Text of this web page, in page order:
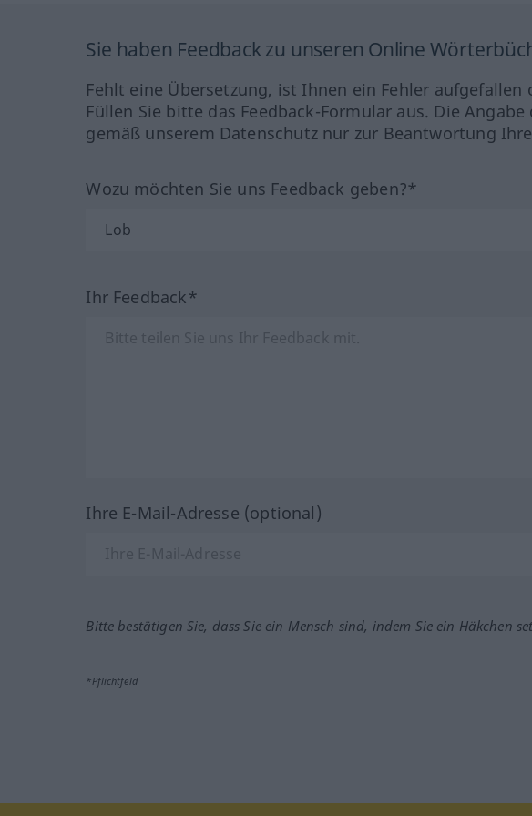
Sie haben Feedback zu unseren Online
Fehlt eine Übersetzung, ist Ihnen ein Fehler
Füllen Sie bitte das Feedback-Formular aus. Die
gemäß unserem Datenschutz nur zur Beantwortung
Wozu möchten Sie uns Feedback geben?*
Ihr Feedback*
Ihre E-Mail-Adresse (optional)
Bitte bestätigen Sie, dass Sie ein Mensch sind, indem Sie ein Häkchen
*Pflichtfeld